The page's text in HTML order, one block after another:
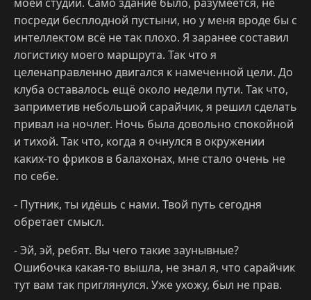
посреди бесплодной пустыни, но у меня вроде бы с
интеллектом всё не так плохо. Я заранее составил
логистику моего маршрута. Так что я
целенаправленно двигался к намеченной цели. До
клуба оставалось ещё около недели пути. Так что,
заприметив небольшой сарайчик, я решил сделать
привал на ночлег. Ночь была довольно спокойной
и тихой. Так что, когда я очнулся в окружении
каких-то фриков в балахонах, мне стало очень не
по себе.
- Путник, ты идёшь с нами. Твой путь сегодня
обретает смысл.
- Эй, эй, ребят. Вы чего такие заунывные?
Ошибочка какая-то вышла, не знал я, что сарайчик
тут вам так приглянулся. Уже ухожу, был не прав.